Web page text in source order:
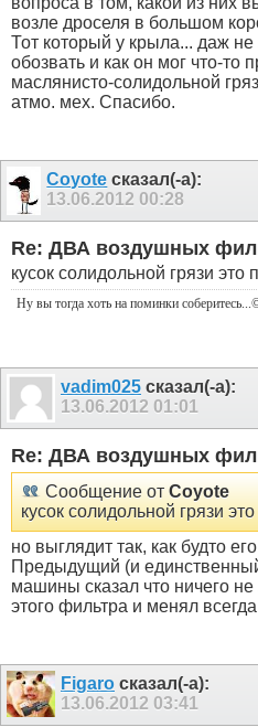
возле дроселя в большом
Тот который у крыла... даж
обозвать и как он мог что-то
маслянисто-солидольной
атмо. мех. Спасибо.
Coyote сказал(-а):
13.06.2012 00:28
Re: ДВА воздушных
кусок солидольной грязи
Ну вы тогда хоть на поминки соберитесь
vadim025 сказал(-а):
13.06.2012 01:01
Re: ДВА воздушных
Сообщение от Coyote
кусок солидольной грязи
но выглядит так, как будто
Предыдущий (и
машины сказал что ничего
этого фильтра и менял
Figaro сказал(-а):
13.06.2012 03:41